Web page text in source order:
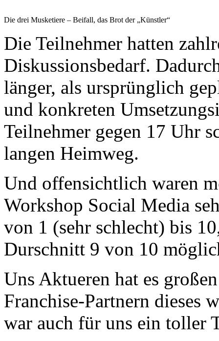
Die drei Musketiere – Beifall, das Brot der „Künstler“
Die Teilnehmer hatten
Diskussionsbedarf.
länger, als ursprünglich
und konkreten
Teilnehmer gegen 17 Uhr
langen Heimweg.
Und offensichtlich waren
Workshop Social Media
von 1 (sehr schlecht) bis
Durschnitt 9 von 10
Uns Aktueren hat es
Franchise-Partnern dieses
war auch für uns ein toller